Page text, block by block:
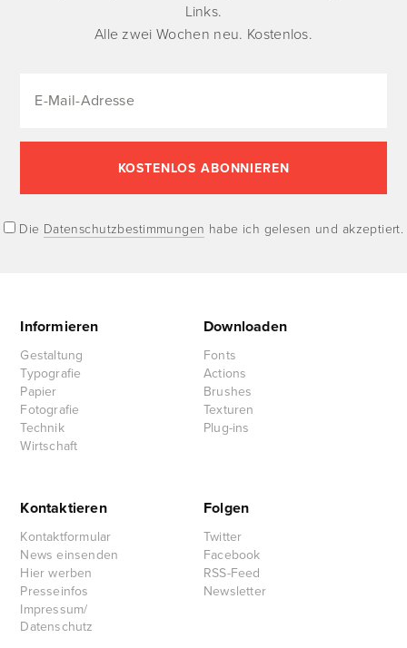
Links.
Alle zwei Wochen neu. Kostenlos.
Die Datenschutzbestimmungen habe ich gelesen und akzeptiert.
Informieren
Gestaltung
Typografie
Papier
Fotografie
Technik
Wirtschaft
Downloaden
Fonts
Actions
Brushes
Texturen
Plug-ins
Kontaktieren
Kontaktformular
News einsenden
Hier werben
Presseinfos
Impressum/
Datenschutz
Folgen
Twitter
Facebook
RSS-Feed
Newsletter